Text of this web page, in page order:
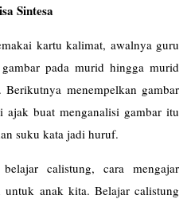
Sintesa
kartu kalimat, awalnya guru
pada murid hingga murid
menempelkan gambar
buat menganalisi gambar itu
suku kata jadi huruf.
calistung, cara mengajar
untuk anak kita. Belajar calistung